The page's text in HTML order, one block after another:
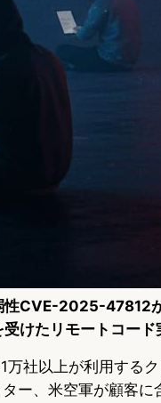
CVE-2025-47812
けたリモートコード
社以上が利用する
ー、米空軍が顧客に